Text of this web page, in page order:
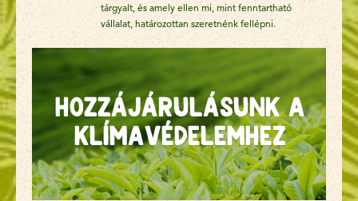
tárgyalt, és amely ellen mi, mint fenntartható
vállalat, határozottan szeretnénk fellépni.
Hozzájárulásunk a
klímavédelemhez